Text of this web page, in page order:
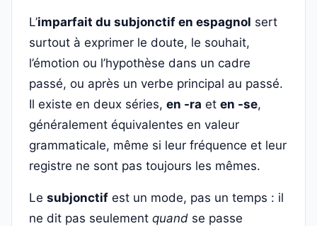
L’imparfait du subjonctif en espagnol sert
surtout à exprimer le doute, le souhait,
l’émotion ou l’hypothèse dans un cadre
passé, ou après un verbe principal au passé.
Il existe en deux séries, en -ra et en -se,
généralement équivalentes en valeur
grammaticale, même si leur fréquence et leur
registre ne sont pas toujours les mêmes.
Le subjonctif est un mode, pas un temps : il
ne dit pas seulement quand se passe